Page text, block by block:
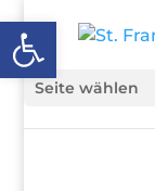
Seite wählen
Open toolbar